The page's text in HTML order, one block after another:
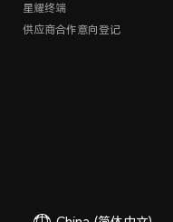
星耀终端
供应商合作意向登记